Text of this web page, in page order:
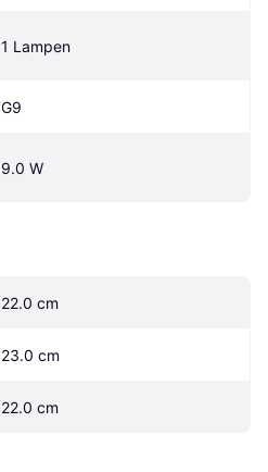
1 Lampen
G9
9.0 W
22.0 cm
23.0 cm
22.0 cm